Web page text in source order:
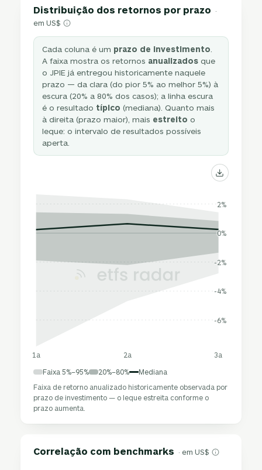
Distribuição dos retornos por prazo ·
em US$
Cada coluna é um prazo de investimento
A faixa mostra os retornos anualizados que
o JPIE já entregou historicamente naquele
prazo — da clara (do pior 5% ao melhor 5%) à
escura (20% a 80% dos casos); a linha escura
é o resultado típico (mediana). Quanto mais
à direita (prazo maior), mais estreito o
leque: o intervalo de resultados possíveis
aperta.
-6%
-4%
-2%
0%
2%
1a 2a 3a
Faixa 5%–95% 20%–80%
Mediana
Faixa de retorno anualizado historicamente observada por
prazo de investimento — o leque estreita conforme o
prazo aumenta.
Correlação com benchmarks · em US$